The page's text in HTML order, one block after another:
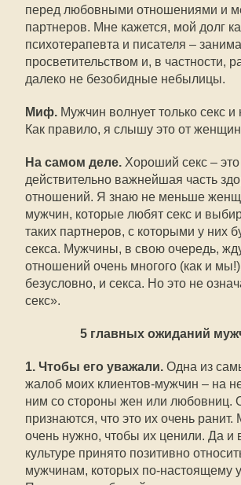
перед любовными отношениями и
партнеров. Мне кажется, мой долг
психотерапевта и писателя –
просветительством и, в частности,
далеко не безобидные небылицы.
Миф. Мужчин волнует только секс и
Как правило, я слышу это от
На самом деле. Хороший секс – это
действительно важнейшая часть
отношений. Я знаю не меньше
мужчин, которые любят секс и
таких партнеров, с которыми у них
секса. Мужчины, в свою очередь,
отношений очень многого (как и
безусловно, и секса. Но это не
секс».
5 главных ожиданий
1. Чтобы его уважали. Одна из
жалоб моих клиентов-мужчин – на
ним со стороны жен или любовниц.
признаются, что это их очень
очень нужно, чтобы их ценили. Да и
культуре принято позитивно
мужчинам, которых по-настоящему